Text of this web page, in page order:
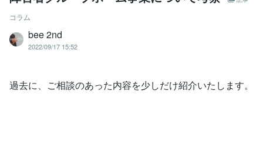
コラム
bee 2nd
2022/09/17 15:52
過去に、ご相談のあった内容を少しだけ紹介いたします。